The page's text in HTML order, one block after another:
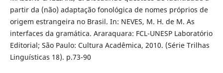
partir da (não) adaptação fonológica de nomes próprios de
origem estrangeira no Brasil. In: NEVES, M. H. de M. As
interfaces da gramática. Araraquara: FCL-UNESP Laboratório
Editorial; São Paulo: Cultura Acadêmica, 2010. (Série Trilhas
Linguísticas 18). p.73-90